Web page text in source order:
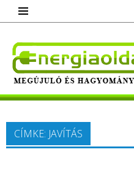
content
Megújuló és
Minden, ami energia!
CÍMKE: JAVÍTÁS